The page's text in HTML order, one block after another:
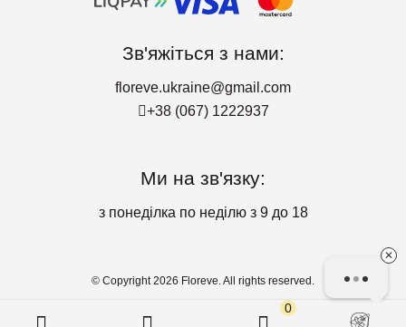
0
Зв'яжіться з нами:
floreve.ukraine@gmail.com
+38 (067) 1222937
Ми на зв'язку:
з понеділка по неділю з 9 до 18
© Copyright 2026 Floreve. All rights reserved.
✕